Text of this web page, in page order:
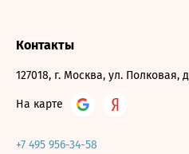
Контакты
127018, г. Москва, ул. Полковая,
На карте
+7 495 956-34-58